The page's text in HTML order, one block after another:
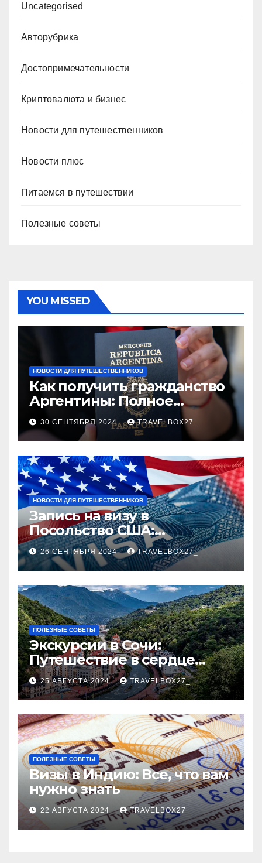
Uncategorised
Авторубрика
Достопримечательности
Криптовалюта и бизнес
Новости для путешественников
Новости плюс
Питаемся в путешествии
Полезные советы
YOU MISSED
НОВОСТИ ДЛЯ ПУТЕШЕСТВЕННИКОВ
Как получить гражданство
Аргентины: Полное
руководство
30 СЕНТЯБРЯ 2024 TRAVELBOX27_
НОВОСТИ ДЛЯ ПУТЕШЕСТВЕННИКОВ
Запись на визу в
Посольство США:
Пошаговое руководство
26 СЕНТЯБРЯ 2024 TRAVELBOX27_
ПОЛЕЗНЫЕ СОВЕТЫ
Экскурсии в Сочи:
Путешествие в сердце
Черноморского курорта
25 АВГУСТА 2024 TRAVELBOX27_
ПОЛЕЗНЫЕ СОВЕТЫ
Визы в Индию: Все, что вам
нужно знать
22 АВГУСТА 2024 TRAVELBOX27_